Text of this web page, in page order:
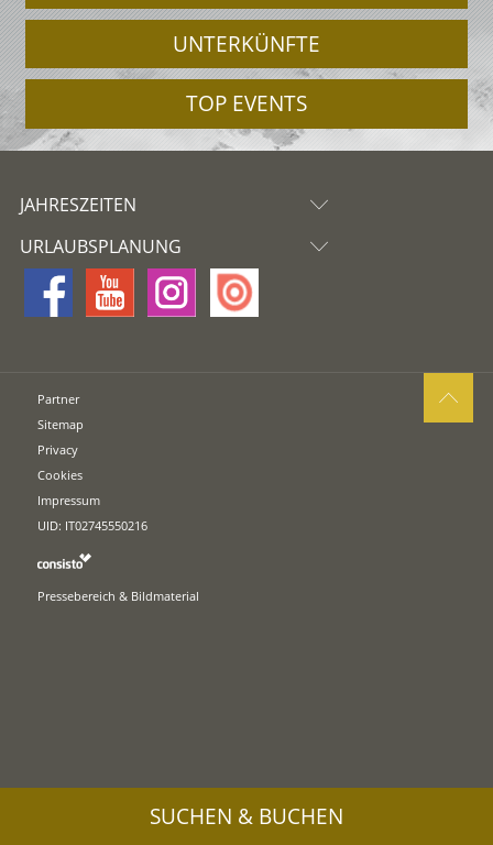
UNTERKÜNFTE
TOP EVENTS
JAHRESZEITEN
URLAUBSPLANUNG
Partner
Sitemap
Privacy
Cookies
Impressum
UID: IT02745550216
Pressebereich & Bildmaterial
SUCHEN & BUCHEN